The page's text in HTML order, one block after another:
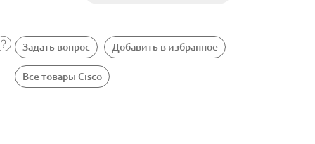
Задать вопрос Добавить в избранное
Все товары Cisco